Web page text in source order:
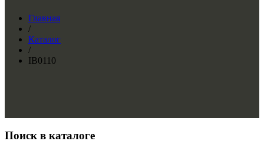
Главная
/
Каталог
/
IB0110
Поиск в каталоге